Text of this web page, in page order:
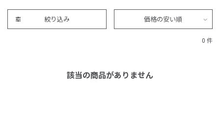
絞り込み 価格の安い順
0 件
該当の商品がありません